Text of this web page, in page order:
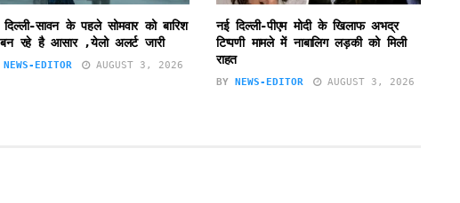
सावन के पहले सोमवार को बारिश
रहे है आसार ,येलो अलर्ट जारी
NEWS-EDITOR AUGUST 3, 2026
नई दिल्ली-पीएम मोदी के खिलाफ अभद्र
टिप्पणी मामले में नाबालिग लड़की को मिली
राहत
BY NEWS-EDITOR AUGUST 3, 2026